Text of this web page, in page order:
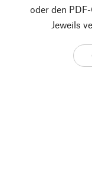
oder den
Jeweils